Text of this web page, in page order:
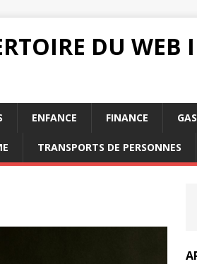
DU
ENFANCE FINANCE
TRANSPORTS DE PERSONNES